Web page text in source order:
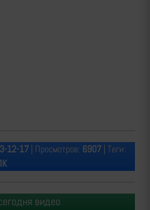
12-17| Просмотров: 6907| Теги:
видео